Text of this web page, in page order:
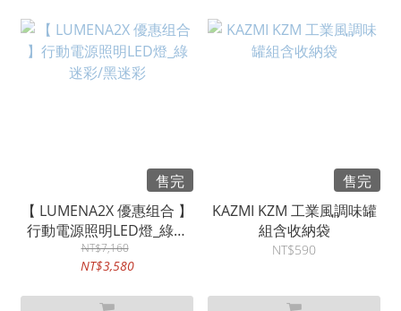
售完
【 LUMENA2X 優惠组合 】
行動電源照明LED燈_綠迷
彩/黑迷彩
NT$7,160
NT$3,580
售完
KAZMI KZM 工業風調味罐
組含收納袋
NT$590